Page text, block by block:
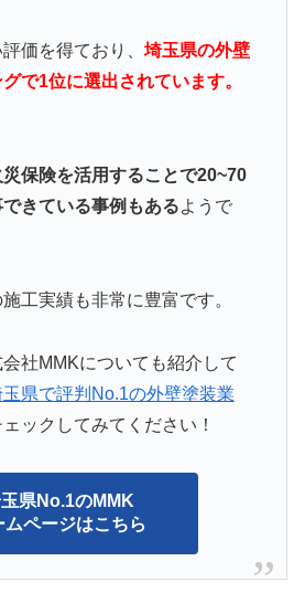
価を得ており、 埼玉県の外壁
で1位に選出されています。
災保険を活用することで20~70
きている事例もあるようで
工実績も非常に豊富です。
社MMKについても紹介して
玉県で評判No.1の外壁塗装業
ックしてみてください！
県No.1のMMK
ムページはこちら